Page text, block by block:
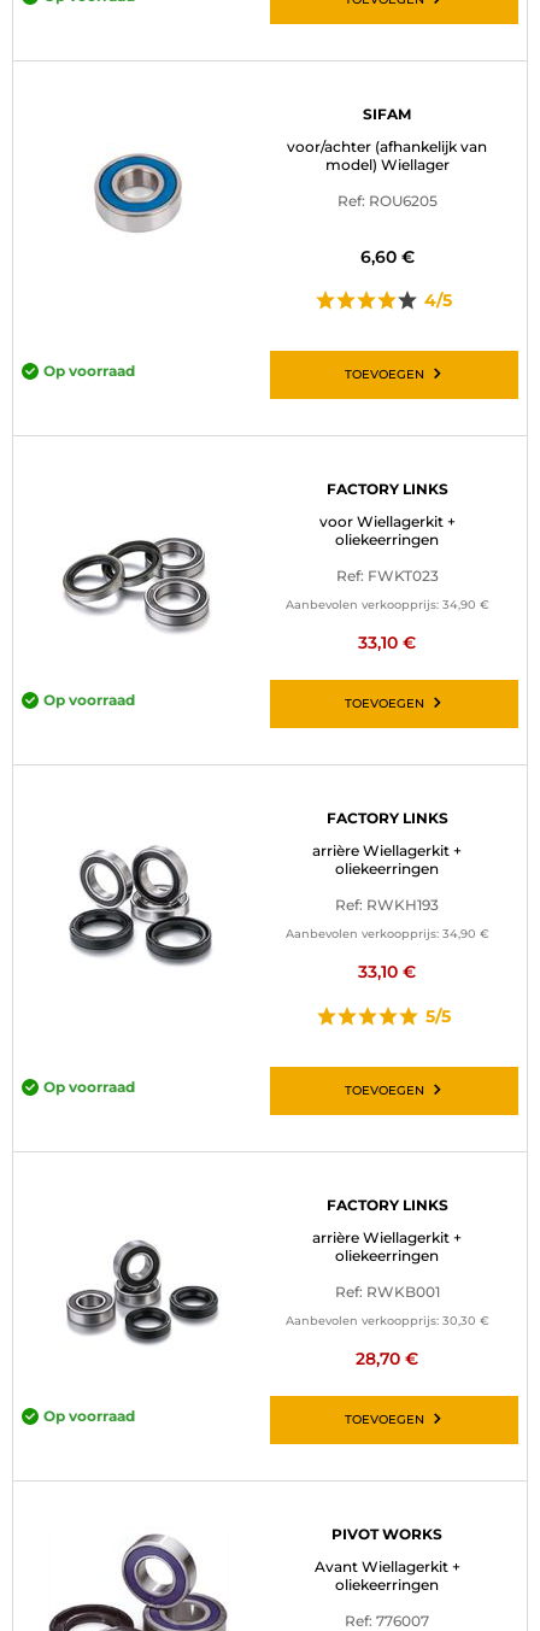
SIFAM
voor/achter (afhankelijk van
model) Wiellager
Ref: ROU6205
6,60 €
4/5
Op voorraad TOEVOEGEN
FACTORY LINKS
voor Wiellagerkit +
oliekeerringen
Ref: FWKT023
Aanbevolen verkoopprijs: 34,90 €
33,10 €
Op voorraad TOEVOEGEN
FACTORY LINKS
arrière Wiellagerkit +
oliekeerringen
Ref: RWKH193
Aanbevolen verkoopprijs: 34,90 €
33,10 €
5/5
Op voorraad TOEVOEGEN
FACTORY LINKS
arrière Wiellagerkit +
oliekeerringen
Ref: RWKB001
Aanbevolen verkoopprijs: 30,30 €
28,70 €
Op voorraad TOEVOEGEN
PIVOT WORKS
Avant Wiellagerkit +
oliekeerringen
Ref: 776007